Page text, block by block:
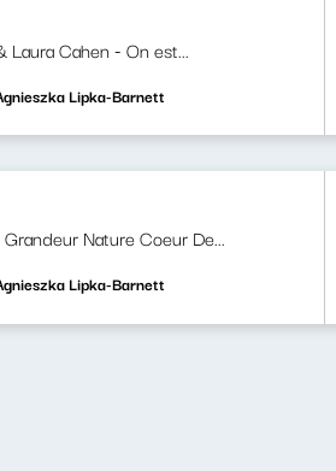
Laura Cahen - On est...
Lipka-Barnett
Nature Coeur De...
Lipka-Barnett